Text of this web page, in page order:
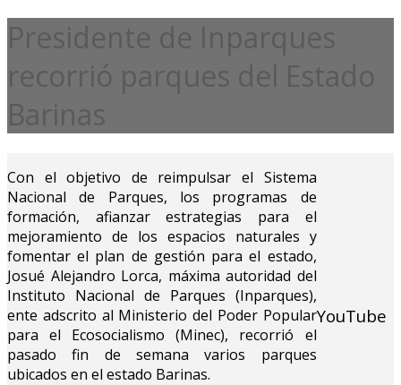
Presidente de Inparques
recorrió parques del Estado
Barinas
Con el objetivo de reimpulsar el Sistema
Nacional de Parques, los programas de
formación, afianzar estrategias para el
mejoramiento de los espacios naturales y
fomentar el plan de gestión para el estado,
Josué Alejandro Lorca, máxima autoridad del
Instituto Nacional de Parques (Inparques),
ente adscrito al Ministerio del Poder Popular
para el Ecosocialismo (Minec), recorrió el
pasado fin de semana varios parques
ubicados en el estado Barinas.
YouTube